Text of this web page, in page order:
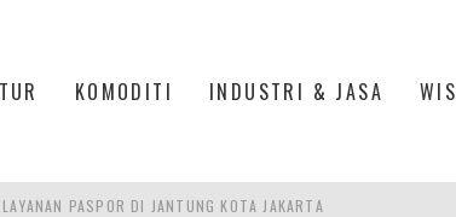
KOMODITI INDUSTRI & JASA
PASPOR DI JANTUNG KOTA JAKARTA